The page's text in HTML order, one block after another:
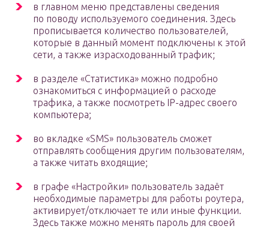
в главном меню представлены сведения
по поводу используемого соединения. Здесь
прописывается количество пользователей,
которые в данный момент подключены к этой
сети, а также израсходованный трафик;
в разделе «Статистика» можно подробно
ознакомиться с информацией о расходе
трафика, а также посмотреть IP-адрес своего
компьютера;
во вкладке «SMS» пользователь сможет
отправлять сообщения другим пользователям,
а также читать входящие;
в графе «Настройки» пользователь задаёт
необходимые параметры для работы роутера,
активирует/отключает те или иные функции.
Здесь также можно менять пароль для своей